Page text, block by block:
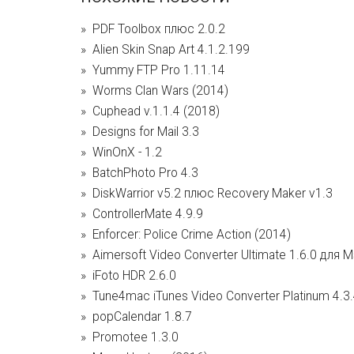
PDF Toolbox плюс 2.0.2
Alien Skin Snap Art 4.1.2.199
Yummy FTP Pro 1.11.14
Worms Clan Wars (2014)
Cuphead v.1.1.4 (2018)
Designs for Mail 3.3
WinOnX - 1.2
BatchPhoto Pro 4.3
DiskWarrior v5.2 плюс Recovery Maker v1.3
ControllerMate 4.9.9
Enforcer: Police Crime Action (2014)
Aimersoft Video Converter Ultimate 1.6.0 для
iFoto HDR 2.6.0
Tune4mac iTunes Video Converter Platinum
popCalendar 1.8.7
Promotee 1.3.0